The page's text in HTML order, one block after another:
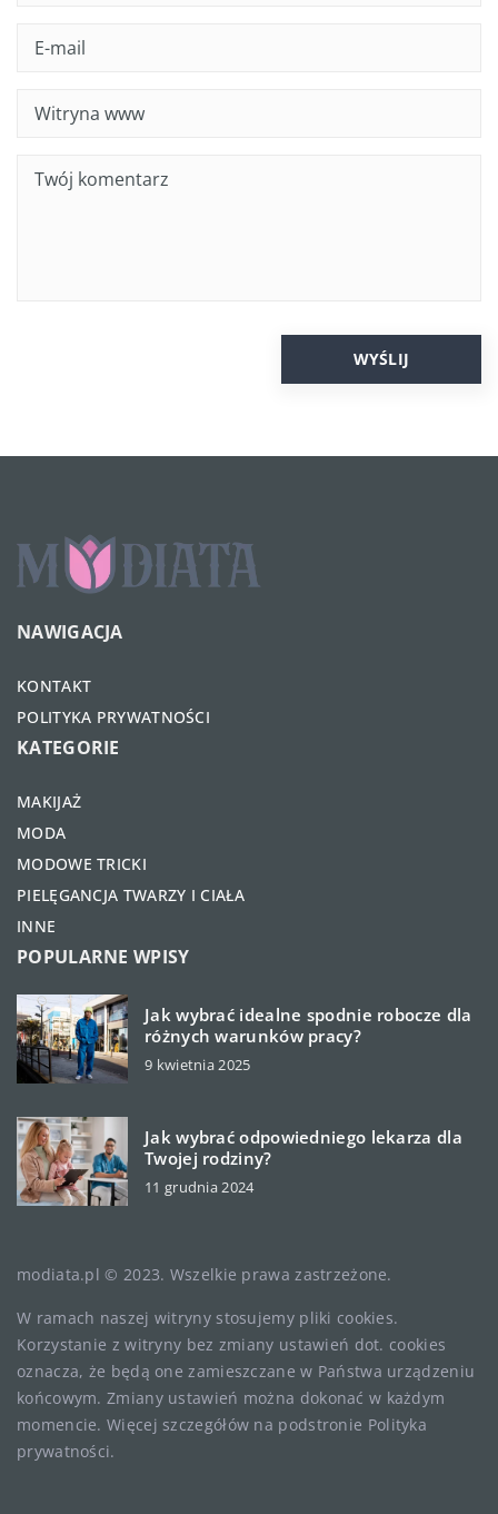
NAWIGACJA
KONTAKT
POLITYKA PRYWATNOŚCI
KATEGORIE
MAKIJAŻ
MODA
MODOWE TRICKI
PIELĘGANCJA TWARZY I CIAŁA
INNE
POPULARNE WPISY
Jak wybrać idealne spodnie robocze dla
różnych warunków pracy?
9 kwietnia 2025
Jak wybrać odpowiedniego lekarza dla
Twojej rodziny?
11 grudnia 2024
modiata.pl © 2023. Wszelkie prawa zastrzeżone.
W ramach naszej witryny stosujemy pliki cookies.
Korzystanie z witryny bez zmiany ustawień dot. cookies
oznacza, że będą one zamieszczane w Państwa urządzeniu
końcowym. Zmiany ustawień można dokonać w każdym
momencie. Więcej szczegółów na podstronie Polityka
prywatności.